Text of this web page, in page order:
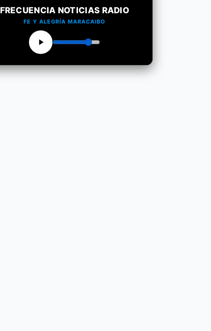
FRECUENCIA NOTICIAS RADIO
FE Y ALEGRÍA MARACAIBO